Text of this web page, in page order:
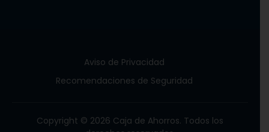
Aviso de Privacidad
Recomendaciones de Seguridad
Copyright © 2026 Caja de Ahorros. Todos los